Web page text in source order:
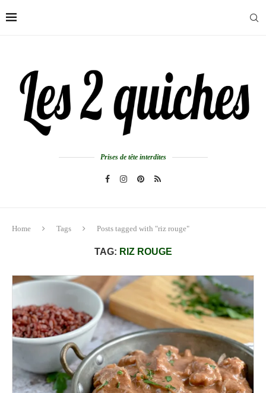
Prises de tête interdites
Home Tags Posts tagged with "riz rouge"
TAG: RIZ ROUGE